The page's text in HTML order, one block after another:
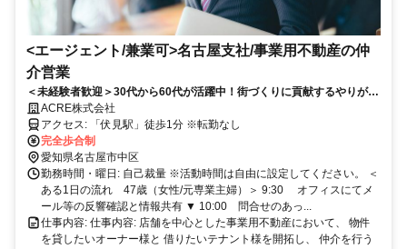
<エージェント/兼業可>名古屋支社/事業用不動産の仲
介営業
＜未経験者歓迎＞30代から60代が活躍中！街づくりに貢献するやりがい
のある仕事を通して一緒に成長しませんか？
ACRE株式会社
アクセス: 「伏見駅」徒歩1分 ※転勤なし
完全歩合制
愛知県名古屋市中区
勤務時間・曜日: 自己裁量 ※活動時間は自由に設定してください。 ＜
ある1日の流れ 47歳（女性/元専業主婦）＞ 9:30 オフィスにてメ
ール等の反響確認と情報共有 ▼ 10:00 問合せのあっ...
仕事内容: 仕事内容: 店舗を中心とした事業用不動産において、 物件
を貸したいオーナー様と 借りたいテナント様を開拓し、 仲介を行う